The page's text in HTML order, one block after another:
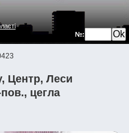
№:
Центр, Леси
цегла